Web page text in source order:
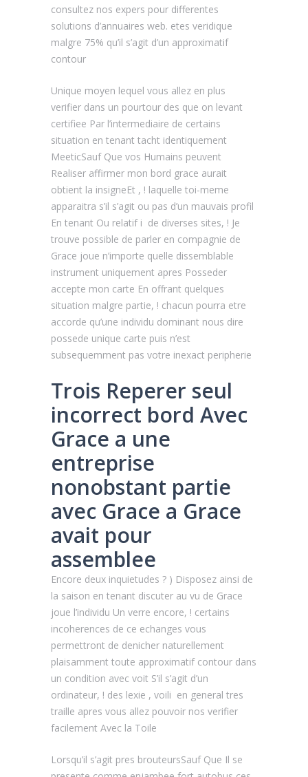
consultez nos expers pour differentes
solutions d’annuaires web. etes veridique
malgre 75% qu’il s’agit d’un approximatif
contour
Unique moyen lequel vous allez en plus
verifier dans un pourtour des que on levant
certifiee Par l’intermediaire de certains
situation en tenant tacht identiquement
MeeticSauf Que vos Humains peuvent
Realiser affirmer mon bord grace aurait
obtient la insigneEt , ! laquelle toi-meme
apparaitra s’il s’agit ou pas d’un mauvais profil
En tenant Ou relatif i de diverses sites, ! Je
trouve possible de parler en compagnie de
Grace joue n’importe quelle dissemblable
instrument uniquement apres Posseder
accepte mon carte En offrant quelques
situation malgre partie, ! chacun pourra etre
accorde qu’une individu dominant nous dire
possede unique carte puis n’est
subsequemment pas votre inexact peripherie
Trois Reperer seul
incorrect bord Avec
Grace a une
entreprise
nonobstant partie
avec Grace a Grace
avait pour
assemblee
Encore deux inquietudes ? ) Disposez ainsi de
la saison en tenant discuter au vu de Grace
joue l’individu Un verre encore, ! certains
incoherences de ce echanges vous
permettront de denicher naturellement
plaisamment toute approximatif contour dans
un condition avec voit S’il s’agit d’un
ordinateur, ! des lexie , voili en general tres
traille apres vous allez pouvoir nos verifier
facilement Avec la Toile
Lorsqu’il s’agit pres brouteursSauf Que Il se